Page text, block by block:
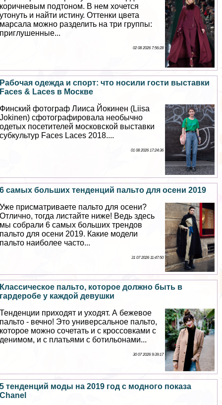
коричневым подтоном. В нем хочется
утонуть и найти истину. Оттенки цвета
марсала можно разделить на три группы:
приглушенные...
02 08 2026 7:56:28
Рабочая одежда и спорт: что носили гости выставки
Faces & Laces в Москве
Финский фотограф Лииса Йокинен (Liisa
Jokinen) сфотографировала необычно
одетых посетителей московской выставки
субкультур Faces Laces 2018....
01 08 2026 17:24:36
6 самых больших тенденций пальто для осени 2019
Уже присматриваете пальто для осени?
Отлично, тогда листайте ниже! Ведь здесь
мы собрали 6 самых больших трендов
пальто для осени 2019. Какие модели
пальто наиболее часто...
31 07 2026 11:47:50
Классическое пальто, которое должно быть в
гардеробе у каждой дeвyшки
Тенденции приходят и уходят. А бежевое
пальто - вечно! Это универсальное пальто,
которое можно сочетать и с кроссовками с
денимом, и с платьями с ботильонами...
30 07 2026 9:39:17
5 тенденций моды на 2019 год с модного показа
Chanel